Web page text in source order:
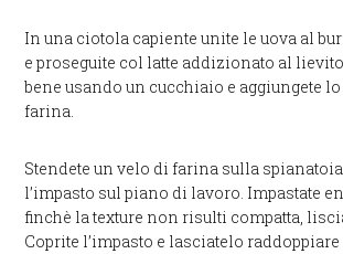
In una ciotola capiente unite le uova al
e proseguite col latte addizionato al
bene usando un cucchiaio e aggiungete
farina.
Stendete un velo di farina sulla
l’impasto sul piano di lavoro. Impastate
finchè la texture non risulti compatta,
Coprite l’impasto e lasciatelo